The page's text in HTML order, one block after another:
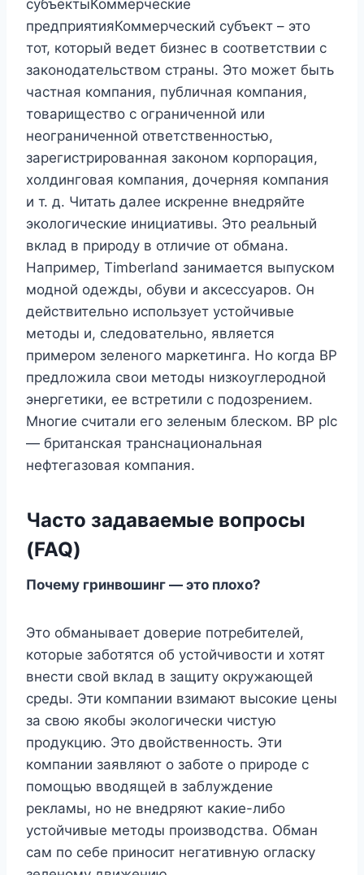
субъектыКоммерческие
предприятияКоммерческий субъект – это
тот, который ведет бизнес в соответствии с
законодательством страны. Это может быть
частная компания, публичная компания,
товарищество с ограниченной или
неограниченной ответственностью,
зарегистрированная законом корпорация,
холдинговая компания, дочерняя компания
и т. д. Читать далее искренне внедряйте
экологические инициативы. Это реальный
вклад в природу в отличие от обмана.
Например, Timberland занимается выпуском
модной одежды, обуви и аксессуаров. Он
действительно использует устойчивые
методы и, следовательно, является
примером зеленого маркетинга. Но когда BP
предложила свои методы низкоуглеродной
энергетики, ее встретили с подозрением.
Многие считали его зеленым блеском. BP plc
— британская транснациональная
нефтегазовая компания.
Часто задаваемые вопросы
(FAQ)
Почему гринвошинг — это плохо?
Это обманывает доверие потребителей,
которые заботятся об устойчивости и хотят
внести свой вклад в защиту окружающей
среды. Эти компании взимают высокие цены
за свою якобы экологически чистую
продукцию. Это двойственность. Эти
компании заявляют о заботе о природе с
помощью вводящей в заблуждение
рекламы, но не внедряют какие-либо
устойчивые методы производства. Обман
сам по себе приносит негативную огласку